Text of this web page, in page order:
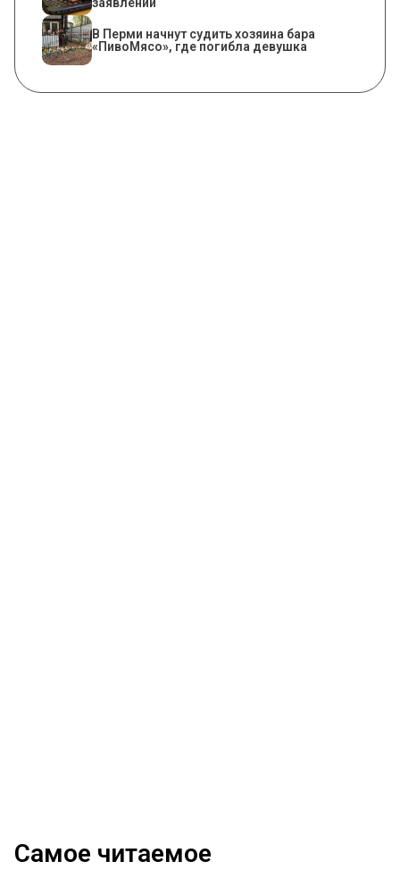
заявлений
​В Перми начнут судить хозяина бара
«ПивоМясо», где погибла девушка
Самое читаемое